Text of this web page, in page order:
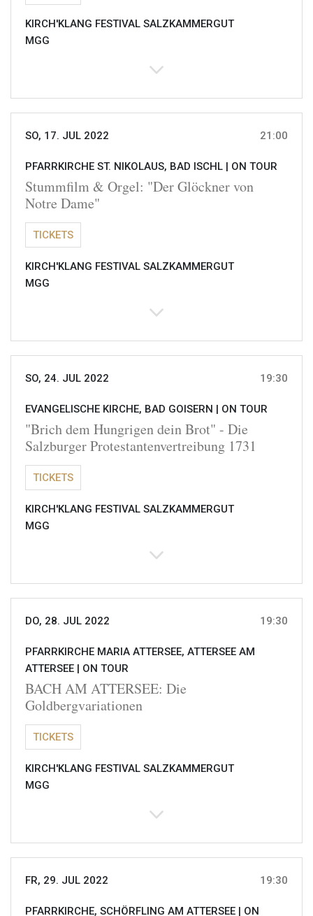
KIRCH'KLANG FESTIVAL SALZKAMMERGUT
MGG
SO, 17. JUL 2022 21:00
PFARRKIRCHE ST. NIKOLAUS, BAD ISCHL | ON TOUR
Stummfilm & Orgel: "Der Glöckner von
Notre Dame"
TICKETS
KIRCH'KLANG FESTIVAL SALZKAMMERGUT
MGG
SO, 24. JUL 2022 19:30
EVANGELISCHE KIRCHE, BAD GOISERN | ON TOUR
"Brich dem Hungrigen dein Brot" - Die
Salzburger Protestantenvertreibung 1731
TICKETS
KIRCH'KLANG FESTIVAL SALZKAMMERGUT
MGG
DO, 28. JUL 2022 19:30
PFARRKIRCHE MARIA ATTERSEE, ATTERSEE AM
ATTERSEE | ON TOUR
BACH AM ATTERSEE: Die
Goldbergvariationen
TICKETS
KIRCH'KLANG FESTIVAL SALZKAMMERGUT
MGG
FR, 29. JUL 2022 19:30
PFARRKIRCHE, SCHÖRFLING AM ATTERSEE | ON